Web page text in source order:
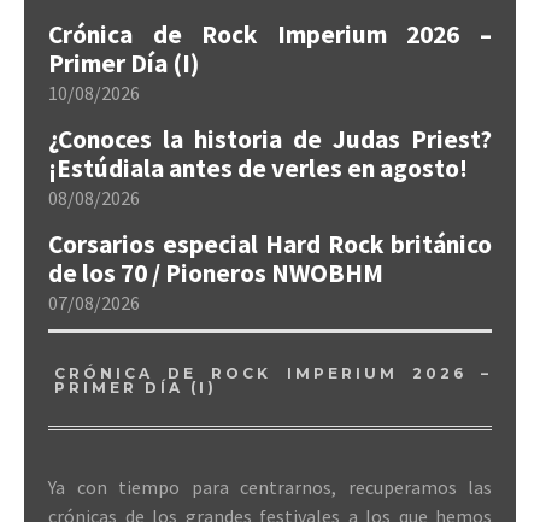
Crónica de Rock Imperium 2026 –
Primer Día (I)
10/08/2026
¿Conoces la historia de Judas Priest?
¡Estúdiala antes de verles en agosto!
08/08/2026
Corsarios especial Hard Rock británico
de los 70 / Pioneros NWOBHM
07/08/2026
CRÓNICA DE ROCK IMPERIUM 2026 –
PRIMER DÍA (I)
Ya con tiempo para centrarnos, recuperamos las
crónicas de los grandes festivales a los que hemos